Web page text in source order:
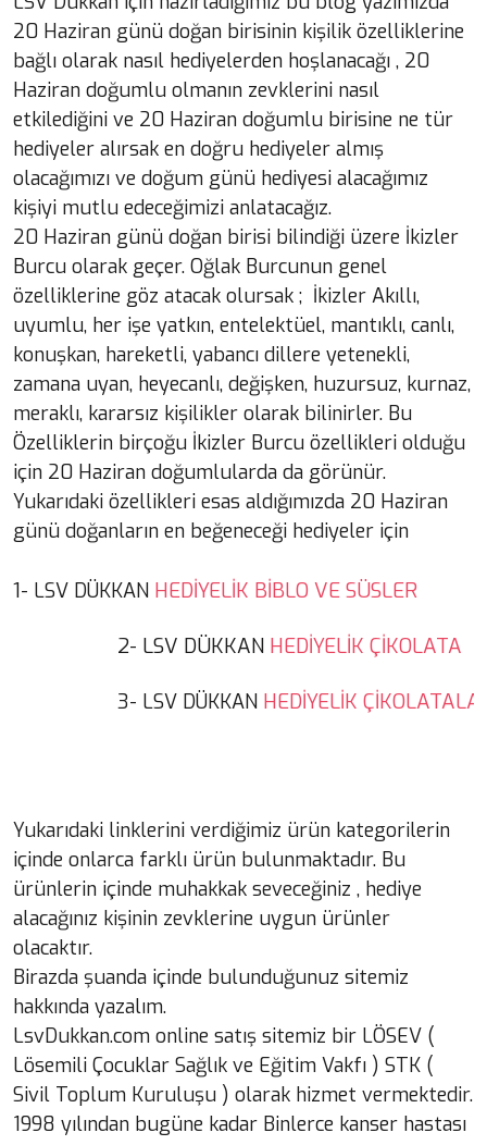
20 Haziran günü doğan birisinin kişilik özelliklerine
bağlı olarak nasıl hediyelerden hoşlanacağı , 20
Haziran doğumlu olmanın zevklerini nasıl
etkilediğini ve 20 Haziran doğumlu birisine ne tür
hediyeler alırsak en doğru hediyeler almış
olacağımızı ve doğum günü hediyesi alacağımız
kişiyi mutlu edeceğimizi anlatacağız.
20 Haziran günü doğan birisi bilindiği üzere İkizler
Burcu olarak geçer. Oğlak Burcunun genel
özelliklerine göz atacak olursak ; İkizler Akıllı,
uyumlu, her işe yatkın, entelektüel, mantıklı, canlı,
konuşkan, hareketli, yabancı dillere yetenekli,
zamana uyan, heyecanlı, değişken, huzursuz, kurnaz,
meraklı, kararsız kişilikler olarak bilinirler. Bu
Özelliklerin birçoğu İkizler Burcu özellikleri olduğu
için 20 Haziran doğumlularda da görünür.
Yukarıdaki özellikleri esas aldığımızda 20 Haziran
günü doğanların en beğeneceği hediyeler için
1- LSV DÜKKAN HEDİYELİK BİBLO VE SÜSLER
2- LSV DÜKKAN HEDİYELİK ÇİKOLATA
3- LSV DÜKKAN HEDİYELİK
Yukarıdaki linklerini verdiğimiz ürün kategorilerin
içinde onlarca farklı ürün bulunmaktadır. Bu
ürünlerin içinde muhakkak seveceğiniz , hediye
alacağınız kişinin zevklerine uygun ürünler
olacaktır.
Birazda şuanda içinde bulunduğunuz sitemiz
hakkında yazalım.
LsvDukkan.com online satış sitemiz bir LÖSEV (
Lösemili Çocuklar Sağlık ve Eğitim Vakfı ) STK (
Sivil Toplum Kuruluşu ) olarak hizmet vermektedir.
1998 yılından bugüne kadar Binlerce kanser hastası